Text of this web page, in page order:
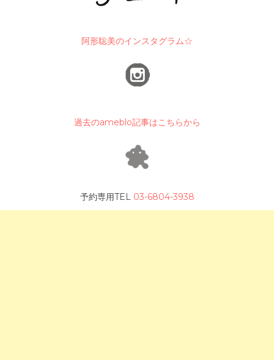
阿形聡美のインスタグラム☆
過去のameblo記事はこちらから
予約専用TEL 03-6804-3938